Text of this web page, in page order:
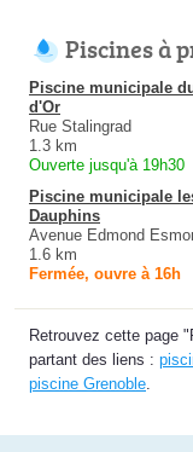
Piscines à
Piscine municipale
d'Or
Rue Stalingrad
1.3 km
Ouverte jusqu'à 19h30
Piscine municipale
Dauphins
Avenue Edmond
1.6 km
Fermée, ouvre à 16h
Retrouvez cette page
partant des liens :
piscine Grenoble.